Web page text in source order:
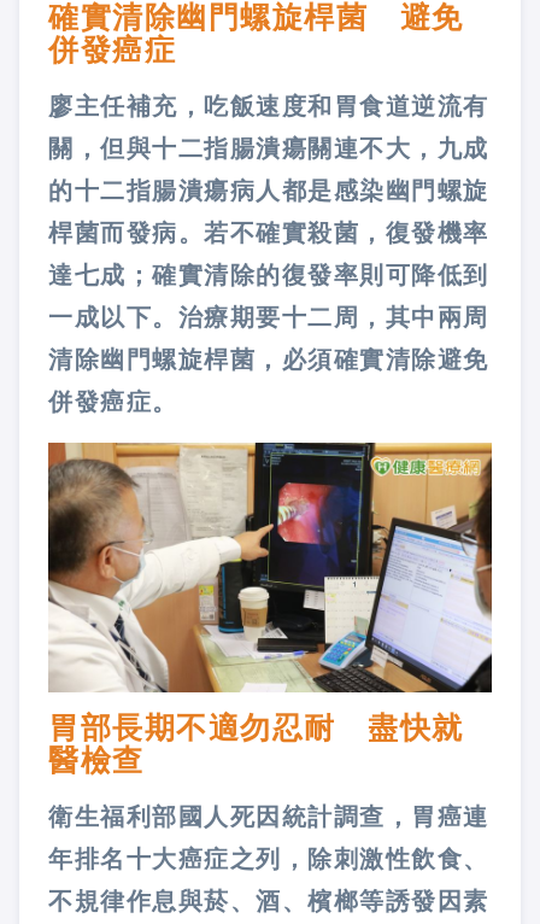
確實清除幽門螺旋桿菌 避免
併發癌症
廖主任補充，吃飯速度和胃食道逆流有
關，但與十二指腸潰瘍關連不大，九成
的十二指腸潰瘍病人都是感染幽門螺旋
桿菌而發病。若不確實殺菌，復發機率
達七成；確實清除的復發率則可降低到
一成以下。治療期要十二周，其中兩周
清除幽門螺旋桿菌，必須確實清除避免
併發癌症。
胃部長期不適勿忍耐 盡快就
醫檢查
衛生福利部國人死因統計調查，胃癌連
年排名十大癌症之列，除刺激性飲食、
不規律作息與菸、酒、檳榔等誘發因素